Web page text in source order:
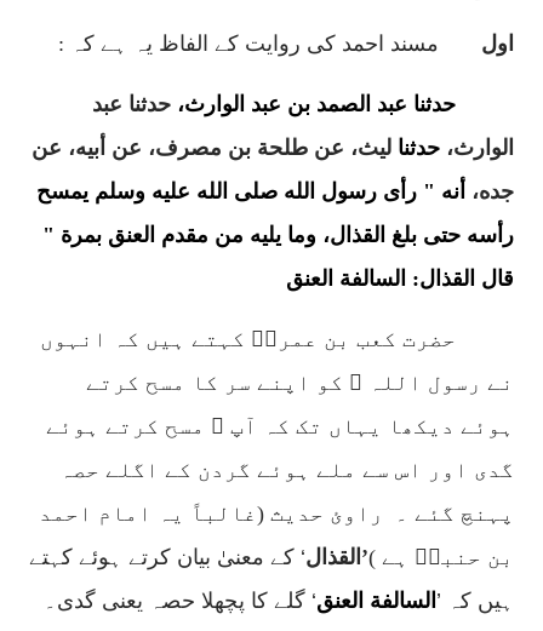
اول مسند احمد کی روایت کے الفاظ یہ ہے کہ :
حدثنا عبد الصمد بن عبد الوارث، حدثنا عبد
الوارث، حدثنا ليث، عن طلحة بن مصرف، عن أبيه، عن
جده، أنه " رأى رسول الله صلى الله عليه وسلم يمسح
رأسه حتى بلغ القذال، وما يليه من مقدم العنق بمرة "
قال القذال: السالفة العنق
حضرت کعب بن عمروؓ کہتے ہیں کہ انہوں
نے رسول اللہ ﷺ کو اپنے سر کا مسح کرتے
ہوئے دیکھا یہاں تک کہ آپ ﷺ مسح کرتے ہوئے
گدی اور اس سے ملے ہوئے گردن کے اگلے حصہ
پہنچ گئے ۔
راوئ حدیث (غالباً یہ امام احمد
بن حنبلؒ ہے )’القذال‘ کے معنیٰ بیان کرتے ہوئے کہتے
ہیں کہ ’ السالفة العنق‘ گلے کا پچھلا حصہ یعنی گدی۔